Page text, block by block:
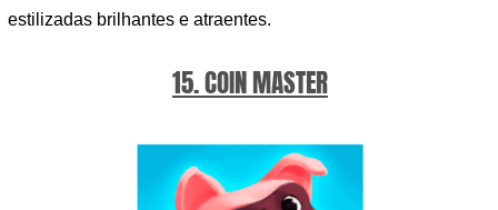
estilizadas brilhantes e atraentes.
15. COIN MASTER